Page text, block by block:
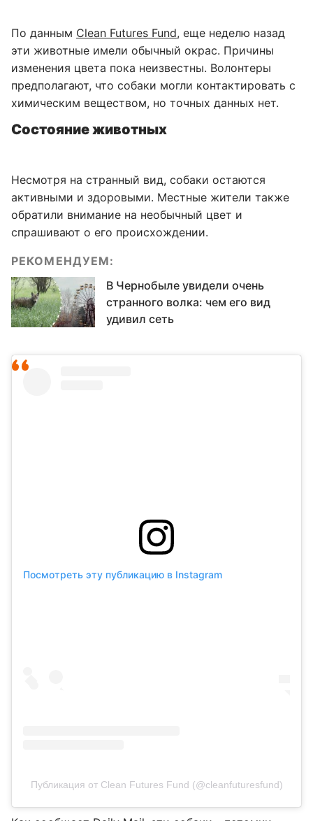
По данным Clean Futures Fund, еще неделю назад
эти животные имели обычный окрас. Причины
изменения цвета пока неизвестны. Волонтеры
предполагают, что собаки могли контактировать с
химическим веществом, но точных данных нет.
Состояние животных
Несмотря на странный вид, собаки остаются
активными и здоровыми. Местные жители также
обратили внимание на необычный цвет и
спрашивают о его происхождении.
РЕКОМЕНДУЕМ:
В Чернобыле увидели очень
странного волка: чем его вид
удивил сеть
Посмотреть эту публикацию в Instagram
Публикация от Clean Futures Fund (@cleanfuturesfund)